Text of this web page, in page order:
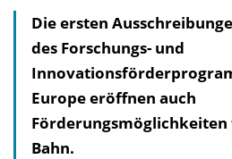
Die ersten
des Forschungs- und
Europe eröffnen auch
Förderungsmöglichkeiten
Bahn.